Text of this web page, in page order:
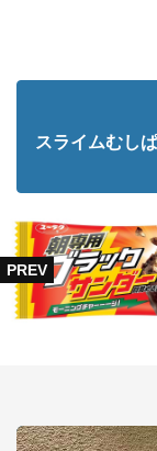
スライムむし